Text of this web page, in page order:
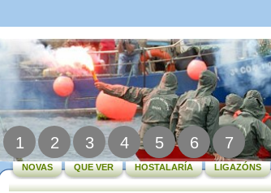
1 2 3 4 5 6 7
NOVAS QUE VER HOSTALARÍA LIGAZÓNS